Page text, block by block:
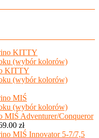
KITTY
(wybór kolorów)
MIŚ Adventurer/Conqueror
zł